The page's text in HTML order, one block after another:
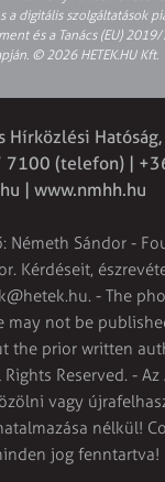
a digitális szolgáltatások
és a Tanács (EU)
© 2026 HETEK.HU Kft.
Hírközlési
7100 (telefon) |
| www.nmhh.hu
Németh Sándor -
Kérdéseit,
. - The
may not be
the prior written
Rights Reserved. -
vagy
nélkül!
jog fenntartva!